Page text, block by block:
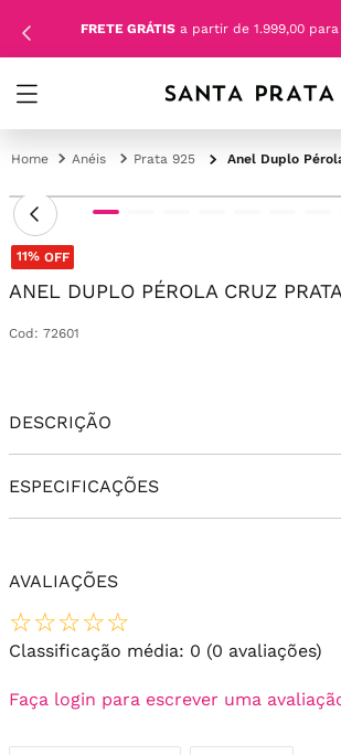
FRETE GRÁTIS a partir de 1.999,00
Anéis Prata 925 Anel Duplo
11% OFF
ANEL DUPLO PÉROLA CRUZ
Cod : 72601
DESCRIÇÃO
ESPECIFICAÇÕES
AVALIAÇÕES
☆☆☆☆☆
Classificação média: 0 (0 avaliações)
Faça login para escrever uma